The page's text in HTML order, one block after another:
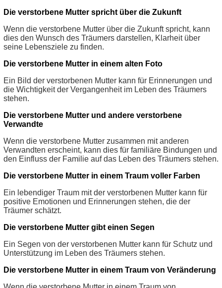
Die verstorbene Mutter spricht über die Zukunft
Wenn die verstorbene Mutter über die Zukunft spricht, kann
dies den Wunsch des Träumers darstellen, Klarheit über
seine Lebensziele zu finden.
Die verstorbene Mutter in einem alten Foto
Ein Bild der verstorbenen Mutter kann für Erinnerungen und
die Wichtigkeit der Vergangenheit im Leben des Träumers
stehen.
Die verstorbene Mutter und andere verstorbene
Verwandte
Wenn die verstorbene Mutter zusammen mit anderen
Verwandten erscheint, kann dies für familiäre Bindungen und
den Einfluss der Familie auf das Leben des Träumers stehen.
Die verstorbene Mutter in einem Traum voller Farben
Ein lebendiger Traum mit der verstorbenen Mutter kann für
positive Emotionen und Erinnerungen stehen, die der
Träumer schätzt.
Die verstorbene Mutter gibt einen Segen
Ein Segen von der verstorbenen Mutter kann für Schutz und
Unterstützung im Leben des Träumers stehen.
Die verstorbene Mutter in einem Traum von Veränderung